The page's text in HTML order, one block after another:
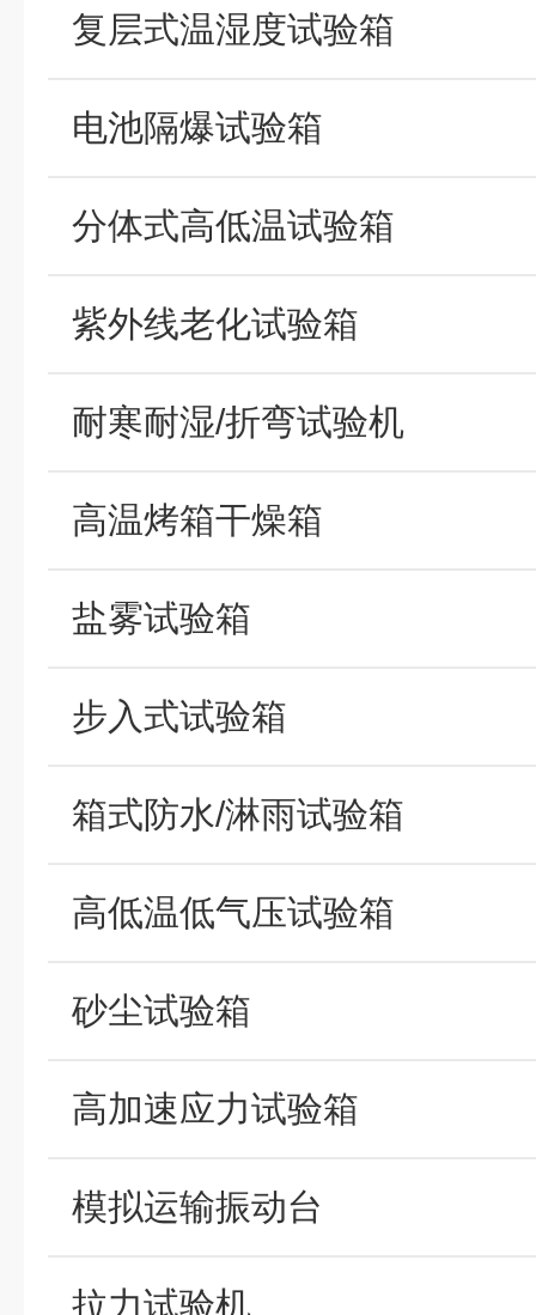
复层式温湿度试验箱
电池隔爆试验箱
分体式高低温试验箱
紫外线老化试验箱
耐寒耐湿/折弯试验机
高温烤箱干燥箱
盐雾试验箱
步入式试验箱
箱式防水/淋雨试验箱
高低温低气压试验箱
砂尘试验箱
高加速应力试验箱
模拟运输振动台
拉力试验机